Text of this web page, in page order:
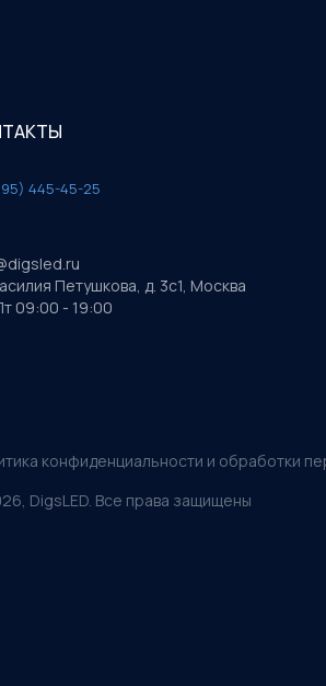
445-45-25
Петушкова, д. 3с1, Москва
09:00 - 19:00
конфиденциальности и обработки
, DigsLED. Все права защищены